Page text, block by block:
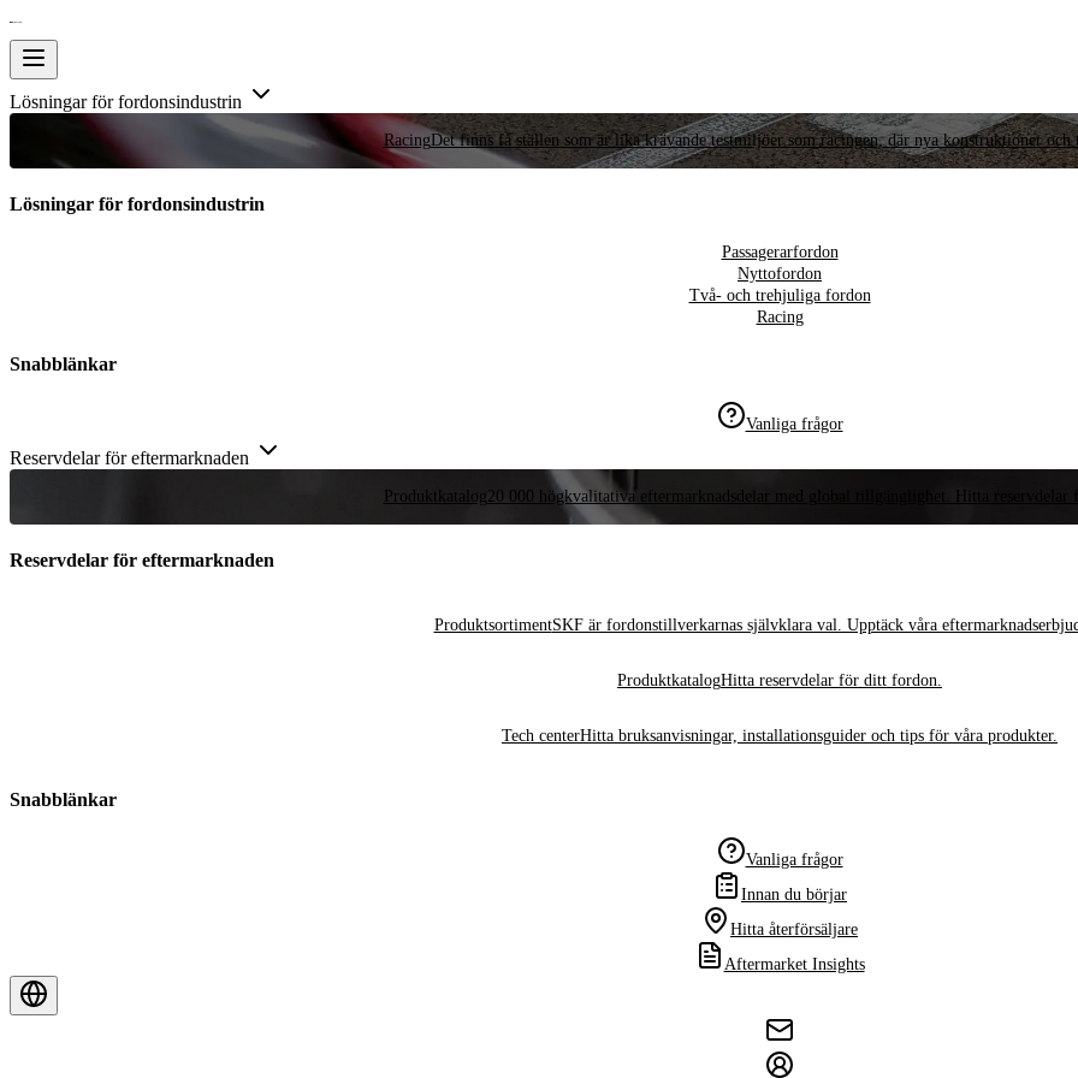
Lösningar för fordonsindustrin
RacingDet finns få ställen som är lika krävande testmiljöer som racingen, där nya konstruktioner och
Lösningar för fordonsindustrin
Passagerarfordon
Nyttofordon
Två- och trehjuliga fordon
Racing
Snabblänkar
Vanliga frågor
Reservdelar för eftermarknaden
Produktkatalog20 000 högkvalitativa eftermarknadsdelar med global tillgänglighet. Hitta reservdelar
Reservdelar för eftermarknaden
ProduktsortimentSKF är fordonstillverkarnas självklara val. Upptäck våra
ProduktkatalogHitta reservdelar för ditt fordon.
Tech centerHitta bruksanvisningar, installationsguider och tips för våra produkter.
Snabblänkar
Vanliga frågor
Innan du börjar
Hitta återförsäljare
Aftermarket Insights